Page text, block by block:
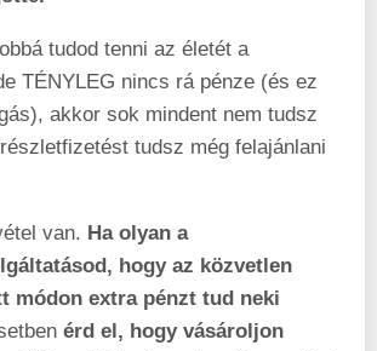
tudod tenni az életét a
TÉNYLEG nincs rá pénze (és ez
akkor sok mindent nem tudsz
tudsz még felajánlani
van. Ha olyan a
hogy az közvetlen
módon extra pénzt tud neki
érd el, hogy vásároljon